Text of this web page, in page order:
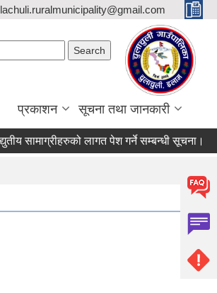
प्रकाशन सूचना तथा जानकारी
सामाग्रीहरुको लागत पेश गर्ने सम्बन्धी सूचना।